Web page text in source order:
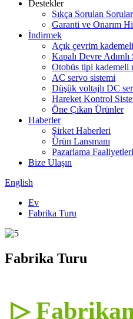
Destekler
Sıkça Sorulan Sorular
Garanti ve Onarım
İndirmek
Açık çevrim
Kapalı Devre
Otobüs tipi kademeli
AC servo sistemi
Düşük voltajlı DC
Hareket Kontrol
Öne Çıkan Ürünler
Haberler
Şirket Haberleri
Ürün Lansmanı
Pazarlama Faaliyetleri
Bize Ulaşın
English
Ev
Fabrika Turu
Fabrika Turu
▷